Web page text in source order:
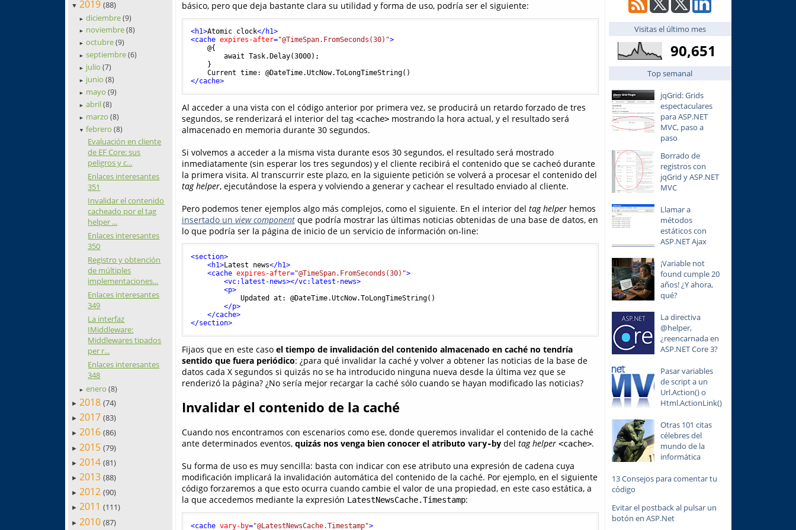
▼ 2019 (88)
► diciembre(9)
► noviembre(8)
► octubre(9)
► septiembre(6)
► julio(7)
► junio(8)
► mayo(9)
► abril(8)
► marzo(8)
▼ febrero(8)
Evaluación en cliente
de EF Core: sus
peligros y c...
Enlaces interesantes
351
Invalidar el contenido
cacheado por el tag
helper ...
Enlaces interesantes
350
Registro y obtención
de múltiples
implementaciones...
Enlaces interesantes
349
La interfaz
IMiddleware:
Middlewares tipados
per r...
Enlaces interesantes
348
► enero(8)
► 2018 (74)
► 2017 (83)
► 2016 (86)
► 2015 (79)
► 2014 (81)
► 2013 (88)
► 2012 (90)
► 2011 (111)
► 2010 (87)
básico, pero que deja bastante clara su utilidad y forma de uso, podría ser el siguiente:
<h1>Atomic clock</h1>
<cache expires-after="@TimeSpan.FromSeconds(30)">
    @{
        await Task.Delay(3000);
    }
</cache>
Al acceder a una vista con el código anterior por primera vez, se producirá un retardo forzado de tres
segundos, se renderizará el interior del tag <cache>mostrando la hora actual, y el resultado será
almacenado en memoria durante 30 segundos.
Si volvemos a acceder a la misma vista durante esos 30 segundos, el resultado será mostrado
inmediatamente (sin esperar los tres segundos) y el cliente recibirá el contenido que se cacheó durante
la primera visita. Al transcurrir este plazo, en la siguiente petición se volverá a procesar el contenido del
tag helper, ejecutándose la espera y volviendo a generar y cachear el resultado enviado al cliente.
Pero podemos tener ejemplos algo más complejos, como el siguiente. En el interior del tag helperhemos
insertado un view componentque podría mostrar las últimas noticias obtenidas de una base de datos, en
lo que podría ser la página de inicio de un servicio de información on-line:
<section>
<h1>Latest news</h1>
<cache expires-after="@TimeSpan.FromSeconds(30)">
<vc:latest-news></vc:latest-news>
<p>
            Updated at: @DateTime.UtcNow.ToLongTimeString()
</p>
</cache>
</section>
Fijaos que en este caso el tiempo de invalidación del contenido almacenado en caché no tendría
sentido que fuera periódico: ¿para qué invalidar la caché y volver a obtener las noticias de la base de
datos cada X segundos si quizás no se ha introducido ninguna nueva desde la última vez que se
renderizó la página? ¿No sería mejor recargar la caché sólo cuando se hayan modificado las noticias?
Invalidar el contenido de la caché
Cuando nos encontramos con escenarios como ese, donde queremos invalidar el contenido de la caché
ante determinados eventos, quizás nos venga bien conocer el atributo vary-bydel tag helper <cache>.
Su forma de uso es muy sencilla: basta con indicar con ese atributo una expresión de cadena cuya
modificación implicará la invalidación automática del contenido de la caché. Por ejemplo, en el siguiente
código forzaremos a que esto ocurra cuando cambie el valor de una propiedad, en este caso estática, a
la que accedemos mediante la expresión LatestNewsCache.Timestamp:
<cache vary-by="@LatestNewsCache.Timestamp">
Visitas el último mes
90,651
Top semanal
jqGrid: Grids
espectaculares
para ASP.NET
MVC, paso a
paso
Borrado de
registros con
jqGrid y ASP.NET
MVC
Llamar a
métodos
estáticos con
ASP.NET Ajax
¡Variable not
found cumple 20
años! ¿Y ahora,
qué?
La directiva
@helper,
¿reencarnada en
ASP.NET Core 3?
Pasar variables
de script a un
Url.Action() o
Html.ActionLink()
Otras 101 citas
célebres del
mundo de la
informática
13 Consejos para comentar tu
código
Evitar el postback al pulsar un
botón en ASP.Net